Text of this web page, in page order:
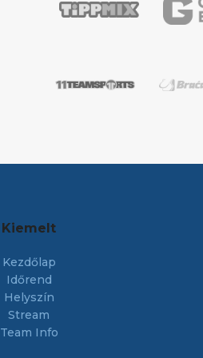
Kiemelt
Kezdőlap
Időrend
Helyszín
Stream
Team Info